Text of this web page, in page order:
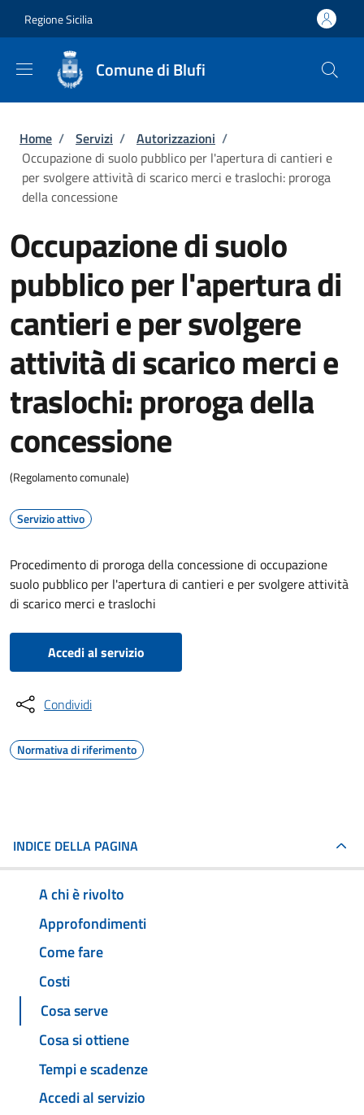
Regione Sicilia
Comune di Blufi
Briciole di pane
Home / Servizi / Autorizzazioni /
Occupazione di suolo pubblico per l'apertura di cantieri e
per svolgere attività di scarico merci e traslochi: proroga
della concessione
Occupazione di suolo
pubblico per l'apertura di
cantieri e per svolgere
attività di scarico merci e
traslochi: proroga della
concessione
(Regolamento comunale)
Servizio attivo
Procedimento di proroga della concessione di occupazione
suolo pubblico per l'apertura di cantieri e per svolgere attività
di scarico merci e traslochi
Accedi al servizio
Condividi
Normativa di riferimento
INDICE DELLA PAGINA
A chi è rivolto
Approfondimenti
Come fare
Costi
Cosa serve
Cosa si ottiene
Tempi e scadenze
Accedi al servizio